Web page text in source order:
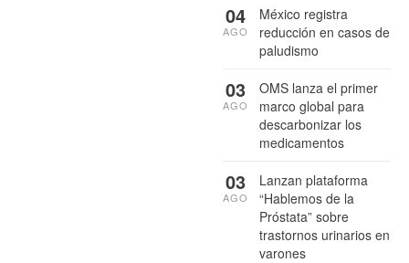
México registra
reducción en casos de
paludismo
04
AGO
OMS lanza el primer
marco global para
descarbonizar los
medicamentos
03
AGO
Lanzan plataforma
“Hablemos de la
Próstata” sobre
trastornos urinarios en
varones
03
AGO